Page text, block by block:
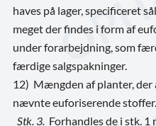
haves på lager, specificeret
meget der findes i form af
under forarbejdning, som
færdige salgspakninger.
12) Mængden af planter, der
nævnte euforiserende stoffer.
Stk. 3. Forhandles de i stk.